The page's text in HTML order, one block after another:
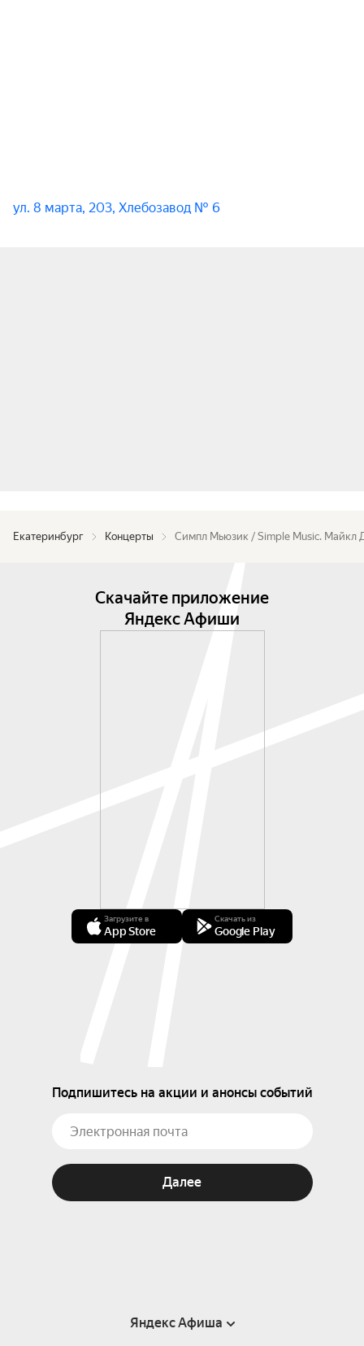
ул. 8 марта, 203, Хлебозавод № 6
Екатеринбург Концерты Симпл Мьюзик / Simple Music. Майкл
Скачайте приложение
Яндекс Афиши
Загрузите в
App Store
Скачать из
Google Play
Подпишитесь на акции и анонсы событий
Далее
Яндекс Афиша